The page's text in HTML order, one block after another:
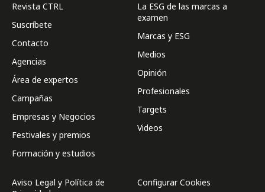
Revista CTRL
Suscríbete
Contacto
Agencias
Área de expertos
Campañas
Empresas y Negocios
Festivales y premios
Formación y estudios
La ESG de las marcas a
examen
Marcas y ESG
Medios
Opinión
Profesionales
Targets
Videos
Aviso Legal y Política de
Configurar Cookies